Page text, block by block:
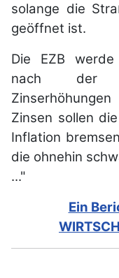
solange die
geöffnet ist.
Die EZB
nach der
Zinsen sollen
Inflation
die ohnehin
..."
Ein